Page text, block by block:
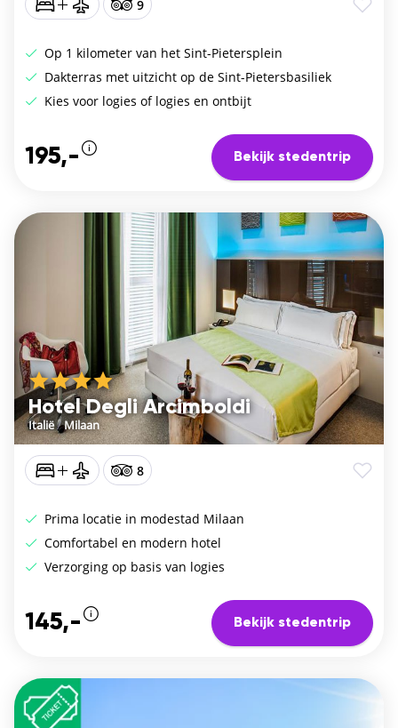
9
Op 1 kilometer van het Sint-Pietersplein
Dakterras met uitzicht op de Sint-Pietersbasiliek
Kies voor logies of logies en ontbijt
195,- Bekijk stedentrip
Hotel Degli Arcimboldi
Italië/Milaan
8
Prima locatie in modestad Milaan
Comfortabel en modern hotel
Verzorging op basis van logies
145,- Bekijk stedentrip